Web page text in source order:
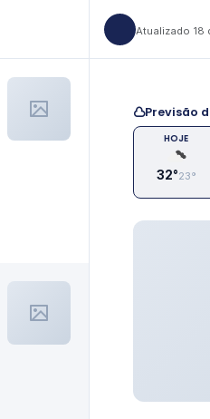
Atualizado 18
Previsão
HOJE
32°23°